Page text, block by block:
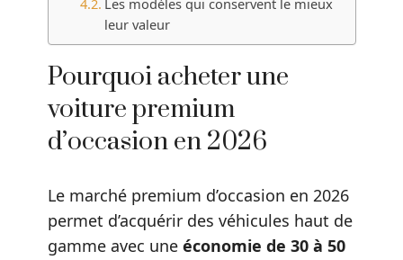
leur valeur
Pourquoi acheter une
voiture premium
d’occasion en 2026
Le marché premium d’occasion en 2026
permet d’acquérir des véhicules haut de
gamme avec une économie de 30 à 50